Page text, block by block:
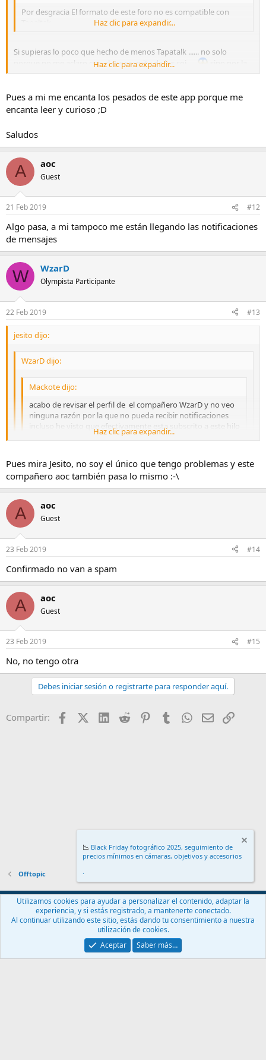
Por desgracia El formato de este foro no es compatible con
Haz clic para expandir...
Si supieras lo poco que hecho de menos Tapatalk ...... no solo
porque no me aclaro con el programita de los coj ....
sino por la
rabia que me da cada vez que leo un mensaje de algun forero y dice:
enviado desde mi móvil con tapatalk ...... que pesadita es la dichosa
app ...
Haz clic para expandir...
Pues a mi me encanta los pesados de este app porque me
encanta leer y curioso ;D
Saludos
A aoc
Guest
21 Feb 2019 #12
Algo pasa, a mi tampoco me están llegando las notificaciones
de mensajes
W WzarD
Olympista Participante
22 Feb 2019 #13
jesito dijo:
WzarD dijo:
Mackote dijo:
acabo de revisar el perfil de el compañero WzarD y no veo
ninguna razón por la que no pueda recibir notificaciones
incluso he visto que efectivamente esta subscrito a este hilo
correctamente , no entiendo la razón por las que no recibe
Hola Mackote!! Pues yo no entiendo nada esto como funciona.
Yo lo hecho seguido por lo me esta diciendo el compañero
jesito y me sale igual, asi que no se! :-\
Comprueba por favor que no se vayan a la carpeta de Spam....
Haz clic para expandir...
Pues mira Jesito, no soy el único que tengo problemas y este
compañero aoc también pasa lo mismo :-\
A aoc
Guest
23 Feb 2019 #14
Confirmado no van a spam
A aoc
Guest
23 Feb 2019 #15
No, no tengo otra
Debes iniciar sesión o registrarte para responder aquí.
Compartir: FacebookX (Twitter)
LinkedIn
Reddit PinterestTumblr WhatsApp
EmailEnlace
Offtopic
Español (ES)
Contáctanos
Términos y reglas Política de privacidad
Ayuda
Community platform by XenForo® © 2010-2024 XenForo Ltd.
📉 Black Friday fotográfico 2025, seguimiento de
precios mínimos en cámaras, objetivos y accesorios
.
Utilizamos cookies para ayudar a personalizar el contenido, adaptar la
experiencia, y si estás registrado, a mantenerte conectado.
Al continuar utilizando este sitio, estás dando tu consentimiento a nuestra
utilización de cookies.
Aceptar
Saber más…